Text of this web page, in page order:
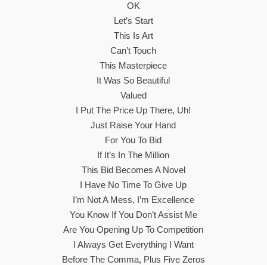
OK
Let’s Start
This Is Art
Can’t Touch
This Masterpiece
It Was So Beautiful
Valued
I Put The Price Up There, Uh!
Just Raise Your Hand
For You To Bid
If It’s In The Million
This Bid Becomes A Novel
I Have No Time To Give Up
I’m Not A Mess, I’m Excellence
You Know If You Don’t Assist Me
Are You Opening Up To Competition
I Always Get Everything I Want
Before The Comma, Plus Five Zeros